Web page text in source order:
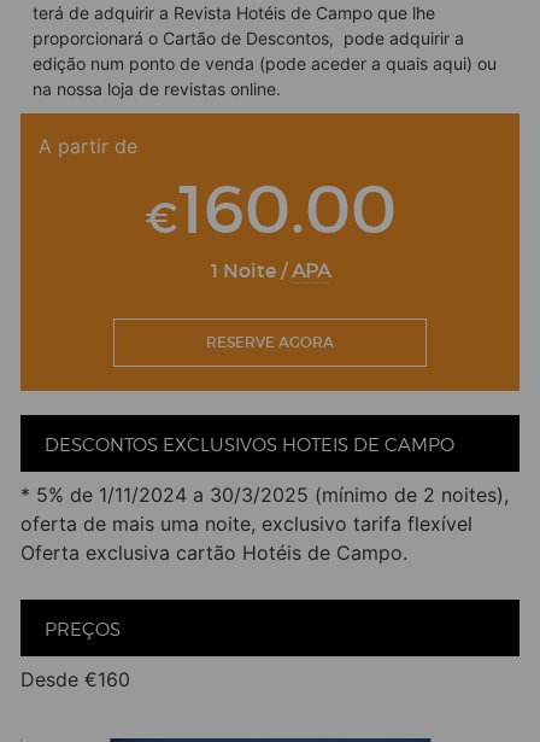
terá de adquirir a Revista Hotéis de Campo que lhe
proporcionará o Cartão de Descontos, pode adquirir a
edição num ponto de venda (pode aceder a quaisaqui) ou
na nossa loja de revistas online.
A partir de
€160.00
1 Noite /APA
RESERVE AGORA
DESCONTOS EXCLUSIVOS HOTEIS DE CAMPO
* 5% de 1/11/2024 a 30/3/2025 (mínimo de 2 noites),
oferta de mais uma noite, exclusivo tarifa flexível
Oferta exclusiva cartão Hotéis de Campo.
PREÇOS
Desde €160